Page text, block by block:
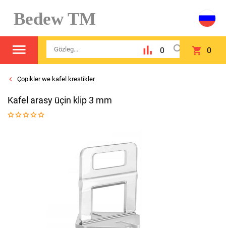
Bedew TM
0 0
Çopikler we kafel krestikler
Kafel arasy üçin klip 3 mm